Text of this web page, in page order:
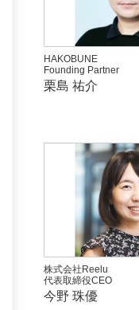
HAKOBUNE
Founding Partner
栗島 祐介
株式会社Reelu
代表取締役CEO
今野 珠優